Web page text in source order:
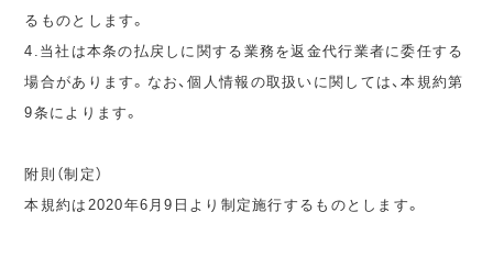
るものとします。
4.当社は本条の払戻しに関する業務を返金代行業者に委任する
場合があります。なお、個人情報の取扱いに関しては、本規約第
9条によります。
附則（制定）
本規約は2020年6月9日より制定施行するものとします。